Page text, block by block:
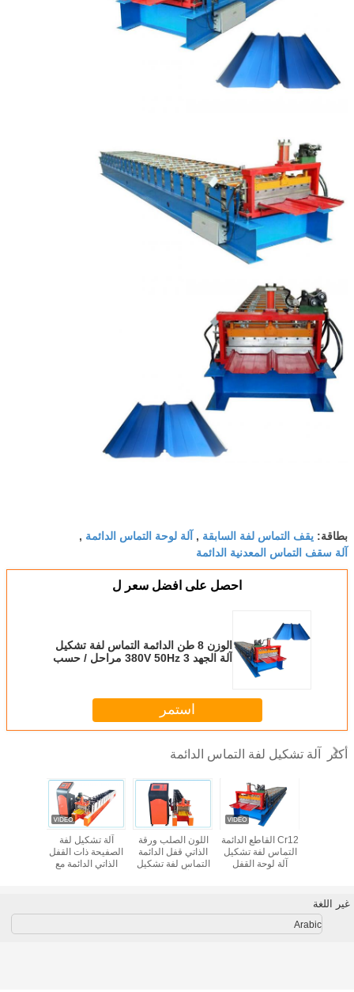
بطاقة: يقف التماس لفة السابقة , آلة لوحة التماس الدائمة ,
آلة سقف التماس المعدنية الدائمة
احصل على افضل سعر ل
الوزن 8 طن الدائمة التماس لفة تشكيل
آلة الجهد 380V 50Hz 3 مراحل / حسب
استمر
أكثر آلة تشكيل لفة التماس الدائمة
آلة تشكيل لفة
الصفيحة ذات القفل
الذاتي الدائمة مع
اللون الصلب ورقة
الذاتي قفل الدائمة
التماس لفة تشكيل
Cr12 القاطع الدائمة
التماس لفة تشكيل
آلة لوحة القفل
غير اللغة
Arabic